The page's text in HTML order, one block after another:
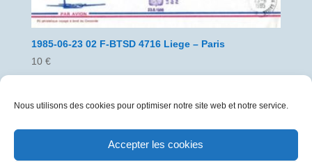
Nous utilisons des cookies pour optimiser notre site web et notre service.
Accepter les cookies
1985-06-23 02 F-BTSD 4716 Liege – Paris
10 €